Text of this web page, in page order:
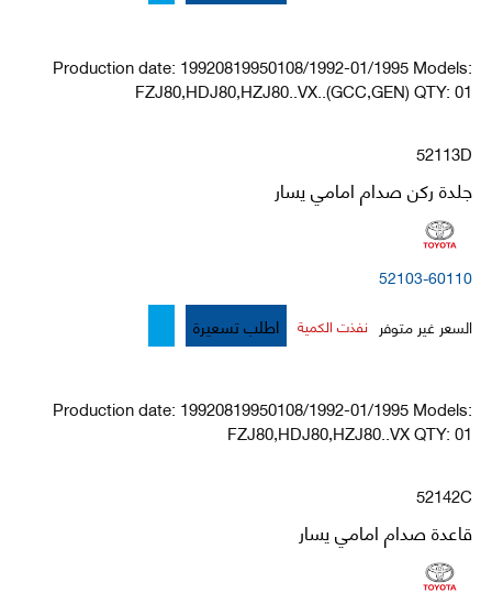
Production date: 19920819950108/1992-01/1995 Models:
FZJ80,HDJ80,HZJ80..VX..(GCC,GEN) QTY: 01
52113D
جلدة ركن صدام امامي يسار
52103-60110
السعر غير متوفر نفذت الكمية اطلب تسعيرة
Production date: 19920819950108/1992-01/1995 Models:
FZJ80,HDJ80,HZJ80..VX QTY: 01
52142C
قاعدة صدام امامي يسار